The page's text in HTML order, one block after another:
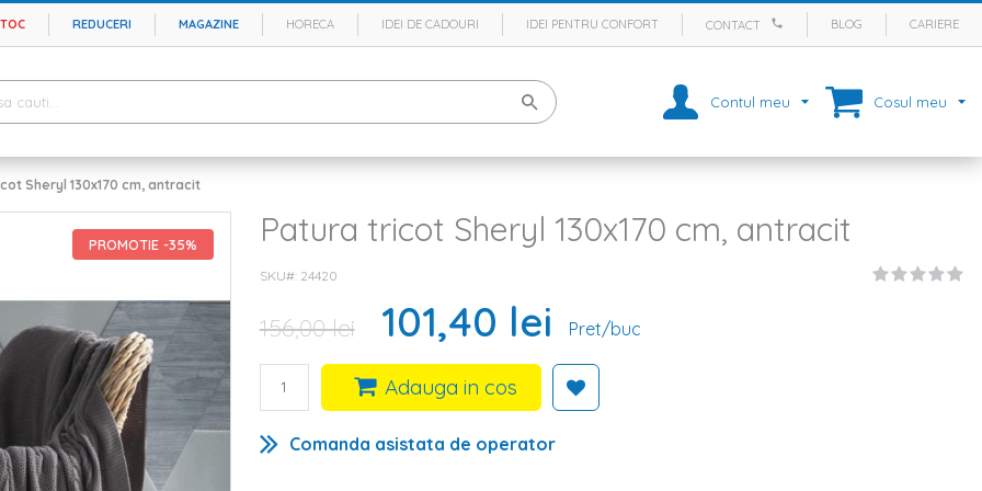
REDUCERI MAGAZINE HORECA IDEI DE CADOURI IDEI PENTRU CONFORT CONTACT BLOG CARIERE
Contul meu Cosul meu
Sheryl 130x170 cm, antracit
PROMOTIE -35% Patura tricot Sheryl 130x170 cm, antracit
SKU# 24420
156,00 lei 101,40 lei Pret/buc
Adauga in cos
Comanda asistata de operator